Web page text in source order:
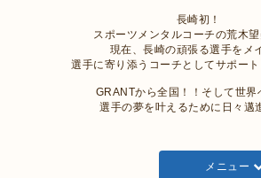
長崎初！
スポーツメンタルコーチの荒木望
現在、長崎の頑張る選手をメ
選手に寄り添うコーチとしてサポート
GRANTから全国！！そして世界
選手の夢を叶えるために日々邁
メニュー